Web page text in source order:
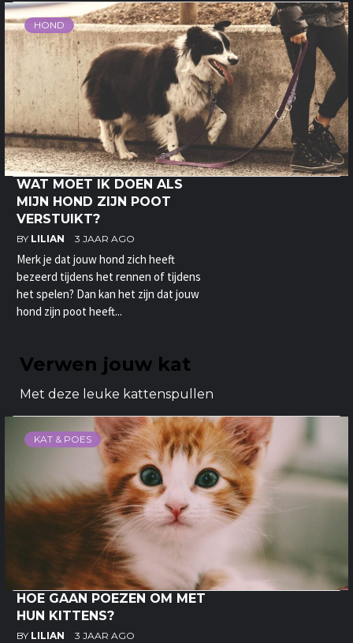
HOND
WAT MOET IK DOEN ALS
MIJN HOND ZIJN POOT
VERSTUIKT?
BY LILIAN 3 JAAR AGO
Merk je dat jouw hond zich heeft
bezeerd tijdens het rennen of tijdens
het spelen? Dan kan het zijn dat jouw
hond zijn poot heeft...
Verwen jouw kat
Met deze leuke kattenspullen
KAT & POES
HOE GAAN POEZEN OM MET
HUN KITTENS?
BY LILIAN 3 JAAR AGO